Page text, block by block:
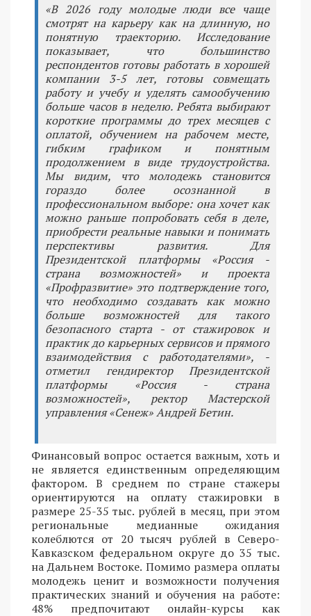
«В 2026 году молодые люди все чаще
смотрят на карьеру как на длинную, но
понятную траекторию. Исследование
показывает, что большинство
респондентов готовы работать в хорошей
компании 3-5 лет, готовы совмещать
работу и учебу и уделять самообучению
больше часов в неделю. Ребята выбирают
короткие программы до трех месяцев с
оплатой, обучением на рабочем месте,
гибким графиком и понятным
продолжением в виде трудоустройства.
Мы видим, что молодежь становится
гораздо более осознанной в
профессиональном выборе: она хочет как
можно раньше попробовать себя в деле,
приобрести реальные навыки и понимать
перспективы развития. Для
Президентской платформы «Россия -
страна возможностей» и проекта
«Профразвитие» это подтверждение того,
что необходимо создавать как можно
больше возможностей для такого
безопасного старта - от стажировок и
практик до карьерных сервисов и прямого
взаимодействия с работодателями», -
отметил гендиректор Президентской
платформы «Россия - страна
возможностей», ректор Мастерской
управления «Сенеж» Андрей Бетин.
Финансовый вопрос остается важным, хоть и
не является единственным определяющим
фактором. В среднем по стране стажеры
ориентируются на оплату стажировки в
размере 25-35 тыс. рублей в месяц, при этом
региональные медианные ожидания
колеблются от 20 тысяч рублей в Северо-
Кавказском федеральном округе до 35 тыс.
на Дальнем Востоке. Помимо размера оплаты
молодежь ценит и возможности получения
практических знаний и обучения на работе:
48% предпочитают онлайн-курсы как